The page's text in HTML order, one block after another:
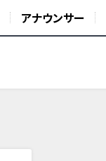
アナウンサー